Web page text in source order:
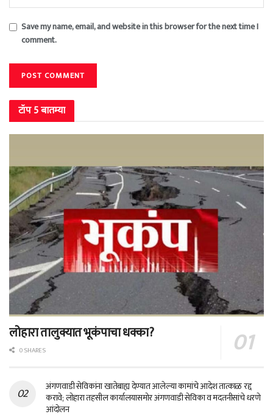
Save my name, email, and website in this browser for the next time I
comment.
टॉप 5 बातम्या
लोहारा तालुक्यात भूकंपाचा धक्का?
0 SHARES
अंगणवाडी सेविकांना खातेबाह्य देण्यात आलेल्या कामांचे आदेश तात्काळ रद्द
करावे; लोहारा तहसील कार्यालयासमोर अंगणवाडी सेविका व मदतनीसांचे धरणे
आंदोलन